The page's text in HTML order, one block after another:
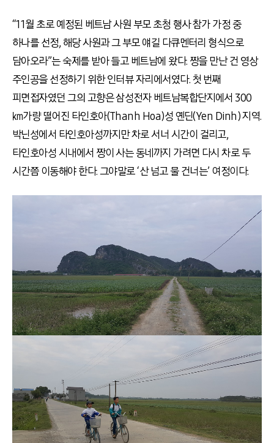
“11월 초로 예정된 베트남 사원 부모 초청 행사 참가 가정 중
하나를 선정, 해당 사원과 그 부모 얘길 다큐멘터리 형식으로
담아오라”는 숙제를 받아 들고 베트남에 왔다. 짱을 만난 건 영상
주인공을 선정하기 위한 인터뷰 자리에서였다. 첫 번째
피면접자였던 그의 고향은 삼성전자 베트남복합단지에서 300
㎞가량 떨어진 타인호아(Thanh Hoa)성 옌딘(Yen Dinh) 지역.
박닌성에서 타인호아성까지만 차로 서너 시간이 걸리고,
타인호아성 시내에서 짱이 사는 동네까지 가려면 다시 차로 두
시간쯤 이동해야 한다. 그야말로 ‘산 넘고 물 건너는’ 여정이다.